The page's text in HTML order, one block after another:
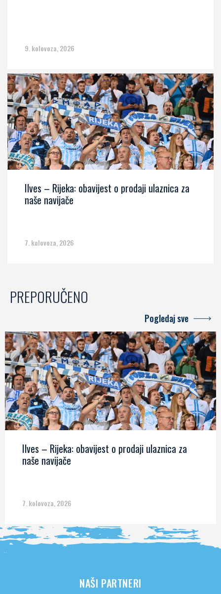
9. kolovoza, 2026
Ilves – Rijeka: obavijest o prodaji ulaznica za
naše navijače
7. kolovoza, 2026
PREPORUČENO
Pogledaj sve
Ilves – Rijeka: obavijest o prodaji ulaznica za
naše navijače
7. kolovoza, 2026
NAŠI PARTNERI